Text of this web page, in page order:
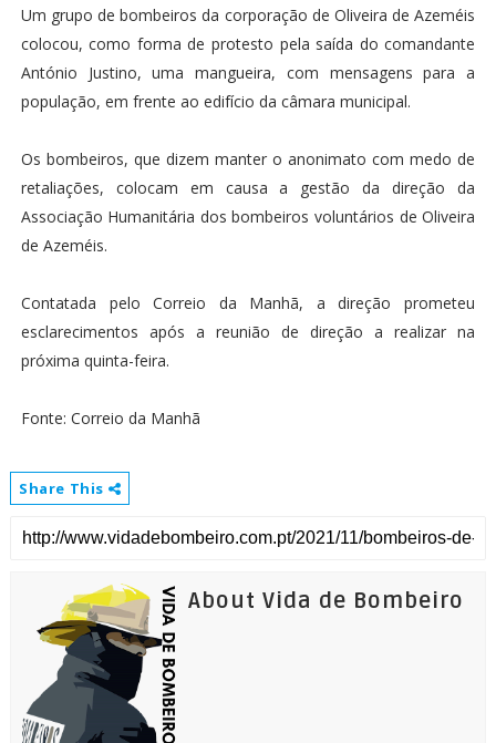
Um grupo de bombeiros da corporação de Oliveira de Azeméis
colocou, como forma de protesto pela saída do comandante
António Justino, uma mangueira, com mensagens para a
população, em frente ao edifício da câmara municipal.
Os bombeiros, que dizem manter o anonimato com medo de
retaliações, colocam em causa a gestão da direção da
Associação Humanitária dos bombeiros voluntários de Oliveira
de Azeméis.
Contatada pelo Correio da Manhã, a direção prometeu
esclarecimentos após a reunião de direção a realizar na
próxima quinta-feira.
Fonte: Correio da Manhã
Share This
About Vida de Bombeiro